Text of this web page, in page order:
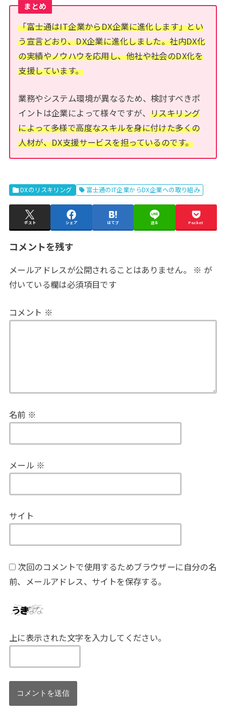
まとめ
「富士通はIT企業からDX企業に進化します」とい
う宣言どおり、DX企業に進化しました。社内DX化
の実績やノウハウを応用し、他社や社会のDX化を
支援しています。
業務やシステム環境が異なるため、検討すべきポ
イントは企業によって様々ですが、 リスキリング
によって多様で高度なスキルを身に付けた多くの
人材が、DX支援サービスを担っているのです。
DXのリスキリング 富士通のIT企業からDX企業への取り組み
ポスト シェア はてブ 送る Pocket
コメントを残す
メールアドレスが公開されることはありません。 ※ が
付いている欄は必須項目です
コメント ※
名前 ※
メール ※
サイト
次回のコメントで使用するためブラウザーに自分の名
前、メールアドレス、サイトを保存する。
上に表示された文字を入力してください。